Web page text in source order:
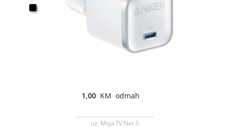
1,00 KM odmah
uz Moja TV Net S